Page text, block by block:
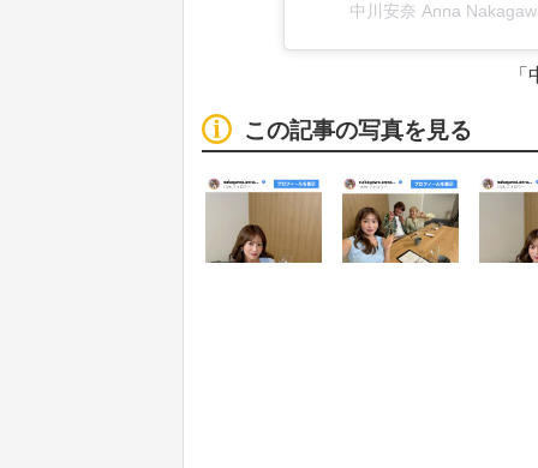
中川安奈 Anna
この記事の写真を見る